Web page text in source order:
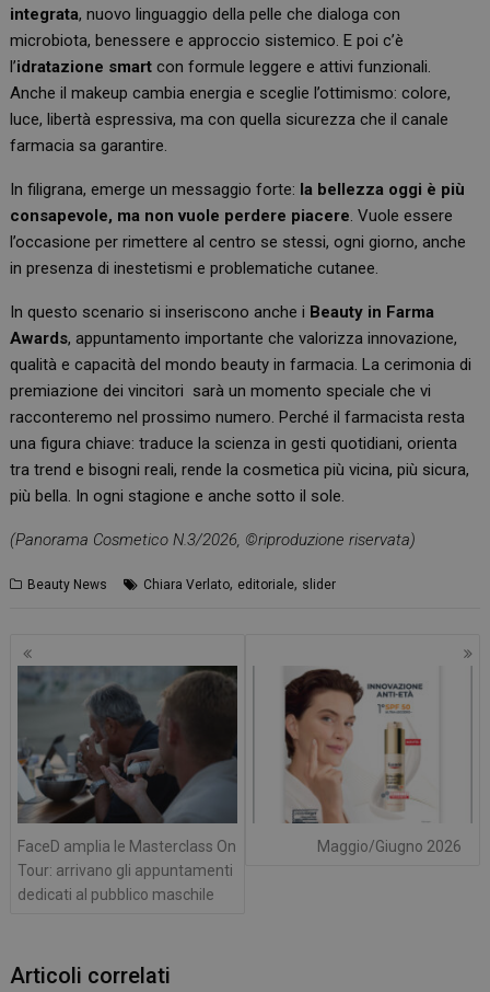
integrata, nuovo linguaggio della pelle che dialoga con
microbiota, benessere e approccio sistemico. E poi c’è
l’idratazione smart con formule leggere e attivi funzionali.
Anche il makeup cambia energia e sceglie l’ottimismo: colore,
luce, libertà espressiva, ma con quella sicurezza che il canale
farmacia sa garantire.
In filigrana, emerge un messaggio forte: la bellezza oggi è più
consapevole, ma non vuole perdere piacere. Vuole essere
l’occasione per rimettere al centro se stessi, ogni giorno, anche
in presenza di inestetismi e problematiche cutanee.
In questo scenario si inseriscono anche i Beauty in Farma
Awards, appuntamento importante che valorizza innovazione,
qualità e capacità del mondo beauty in farmacia. La cerimonia di
premiazione dei vincitori sarà un momento speciale che vi
racconteremo nel prossimo numero. Perché il farmacista resta
una figura chiave: traduce la scienza in gesti quotidiani, orienta
tra trend e bisogni reali, rende la cosmetica più vicina, più sicura,
più bella. In ogni stagione e anche sotto il sole.
(Panorama Cosmetico N.3/2026, ©riproduzione riservata)
Beauty News Chiara Verlato, editoriale, slider
Navigazione
articoli
FaceD amplia le Masterclass On
Tour: arrivano gli appuntamenti
dedicati al pubblico maschile
Maggio/Giugno 2026
Articoli correlati